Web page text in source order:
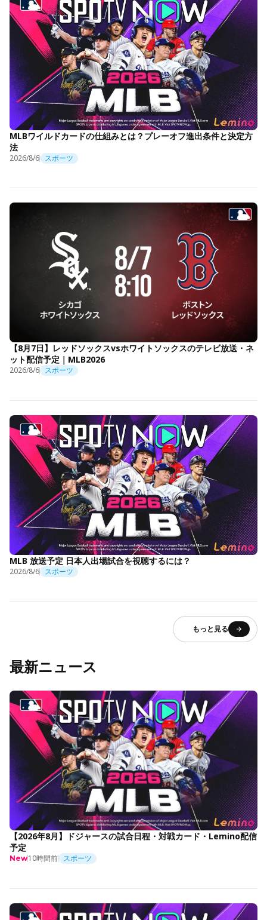
MLBワイルドカードの仕組みとは？プレーオフ進出条件と決定方
法
2026/8/6 スポーツ
【8月7日】レッドソックスvsホワイトソックスのテレビ放送・ネ
ット配信予定｜MLB2026
2026/8/6 スポーツ
MLB 放送予定 日本人出場試合を視聴するには？
2026/8/6 スポーツ
もっと見る
最新ニュース
【2026年8月】ドジャースの試合日程・対戦カード・Lemino配信
予定
New10時間前 スポーツ